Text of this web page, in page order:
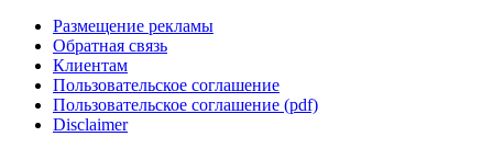
Размещение рекламы
Обратная связь
Клиентам
Пользовательское соглашение
Пользовательское соглашение (pdf)
Disclaimer